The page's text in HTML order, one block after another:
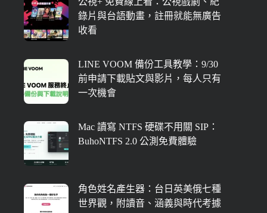
錄片與台語動畫，註冊就能無廣告
收看
LINE VOOM 備份工具教學：9/30
前申請下載貼文與影片，每人只有
一次機會
Mac 讀寫 NTFS 硬碟不用關 SIP：
BuhoNTFS 2.0 公測免費體驗
角色姓名產生器：台日英美俄七種
世界觀，附讀音、涵義與時代考據